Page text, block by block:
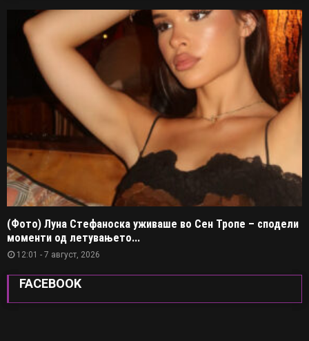
(Фото) Луна Стефаноска уживаше во Сен Тропе – сподели
моменти од летувањето...
12:01 - 7 август, 2026
FACEBOOK